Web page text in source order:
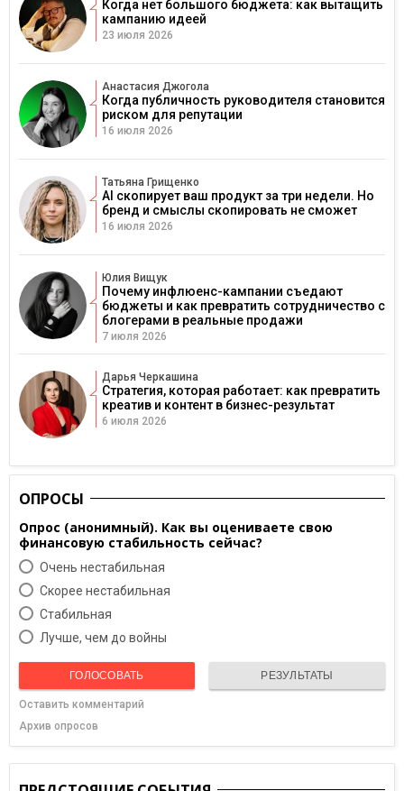
Когда нет большого бюджета: как вытащить
кампанию идеей
23 июля 2026
Анастасия Джогола
Когда публичность руководителя становится
риском для репутации
16 июля 2026
Татьяна Грищенко
AI скопирует ваш продукт за три недели. Но
бренд и смыслы скопировать не сможет
16 июля 2026
Юлия Вищук
Почему инфлюенс-кампании съедают
бюджеты и как превратить сотрудничество с
блогерами в реальные продажи
7 июля 2026
Дарья Черкашина
Стратегия, которая работает: как превратить
креатив и контент в бизнес-результат
6 июля 2026
ОПРОСЫ
Опрос (анонимный). Как вы оцениваете свою
финансовую стабильность сейчас?
Очень нестабильная
Скорее нестабильная
Cтабильная
Лучше, чем до войны
ГОЛОСОВАТЬ РЕЗУЛЬТАТЫ
Оставить комментарий
Архив опросов